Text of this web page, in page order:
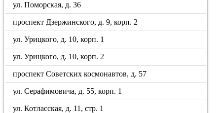
ул. Поморская, д. 36
проспект Дзержинского, д. 9, корп. 2
ул. Урицкого, д. 10, корп. 1
ул. Урицкого, д. 10, корп. 2
проспект Советских космонавтов, д. 57
ул. Серафимовича, д. 55, корп. 1
ул. Котласская, д. 11, стр. 1